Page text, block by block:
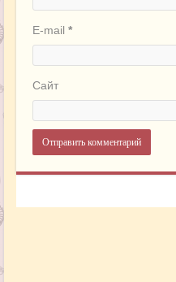
E-mail *
Сайт